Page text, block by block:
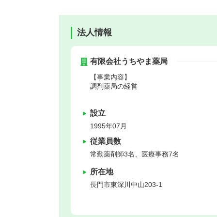
法人情報
有限会社うちやま薬局
【事業内容】
調剤薬局の経営
設立
1995年07月
従業員数
常勤薬剤師3名、医療事務7名
所在地
長門市東深川中山203-1